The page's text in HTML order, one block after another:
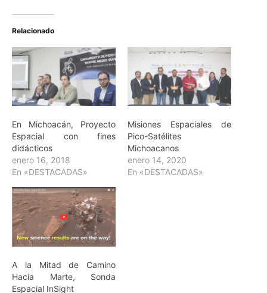
Relacionado
En Michoacán, Proyecto
Espacial con fines
didácticos
enero 16, 2018
En «DESTACADAS»
Misiones Espaciales de
Pico-Satélites
Michoacanos
enero 14, 2020
En «DESTACADAS»
A la Mitad de Camino
Hacia Marte, Sonda
Espacial InSight